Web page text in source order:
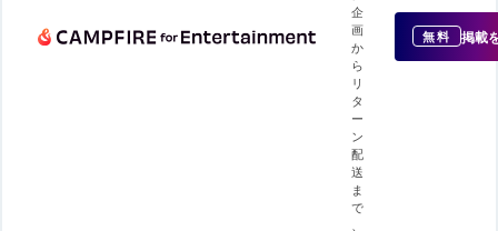
企
画
か
ら
リ
タ
ー
ン
配
送
ま
で
無料 掲載